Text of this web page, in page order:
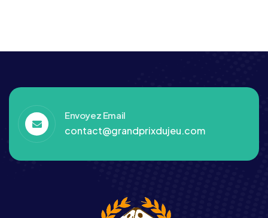
Envoyez Email
contact@grandprixdujeu.com